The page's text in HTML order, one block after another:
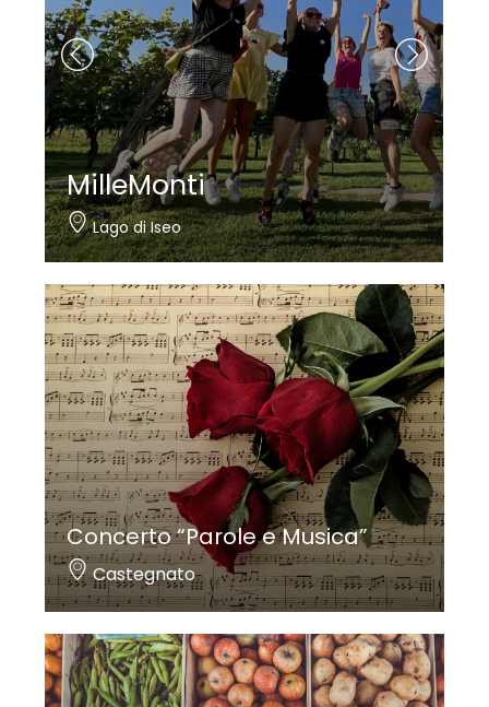
Nautica Bertelli
Paratico
Concerto “Parole e Musica”
Castegnato